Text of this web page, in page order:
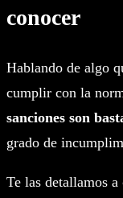
conocer
Hablando de algo
cumplir con la
sanciones son
grado de
Te las detallamos